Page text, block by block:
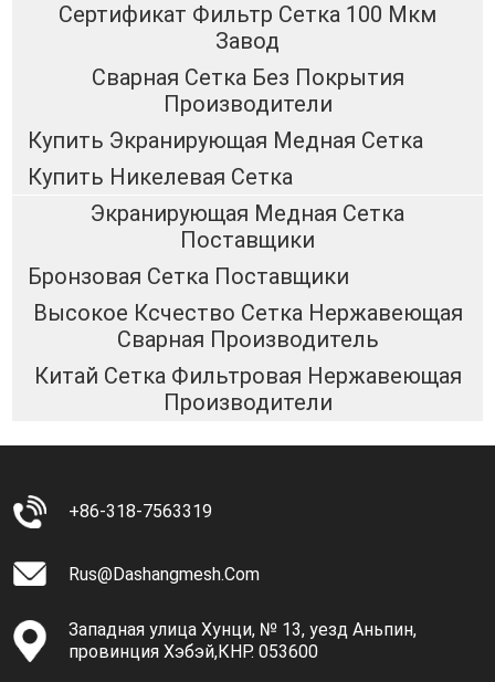
Сертификат Фильтр Сетка 100 Мкм
Завод
Сварная Сетка Без Покрытия
Производители
Купить Экранирующая Медная Сетка
Купить Никелевая Сетка
Экранирующая Медная Сетка
Поставщики
Бронзовая Сетка Поставщики
Высокое Ксчество Сетка Нержавеющая
Сварная Производитель
Китай Сетка Фильтровая Нержавеющая
Производители
+86-318-7563319
Rus@dashangmesh.com
Западная улица Хунци, № 13, уезд Аньпин,
провинция Хэбэй,КНР. 053600